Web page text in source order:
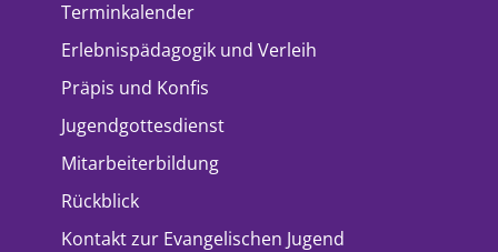
Terminkalender
Erlebnispädagogik und Verleih
Präpis und Konfis
Jugendgottesdienst
Mitarbeiterbildung
Rückblick
Kontakt zur Evangelischen Jugend